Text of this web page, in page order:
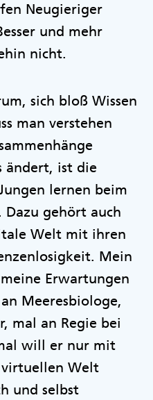
Neugieriger
und mehr
nicht.
sich bloß Wissen
man verstehen
ändert, ist die
lernen beim
Dazu gehört auch
Welt mit ihren
Mein
Erwartungen
Meeresbiologe,
mal an Regie bei
will er nur mit
virtuellen Welt
und selbst